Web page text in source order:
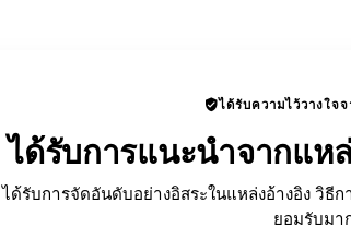
ได้รับความไว้วางใจ
ได้รับการแนะนำจากแห
ได้รับการจัดอันดับอย่างอิสระในแหล่งอ้างอิง วิธี
ยอมรับมา